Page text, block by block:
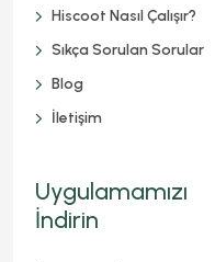
Hiscoot Nasıl Çalışır?
Sıkça Sorulan Sorular
Blog
İletişim
Uygulamamızı
İndirin